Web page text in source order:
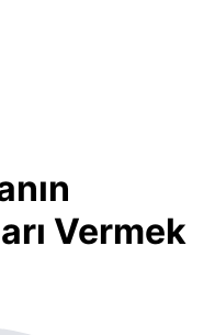
Vermek